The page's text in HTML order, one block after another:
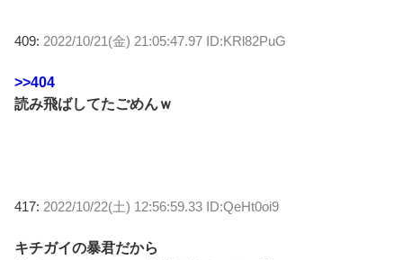
409: 2022/10/21(金) 21:05:47.97 ID:KRl82PuG
>>404
読み飛ばしてたごめんｗ
417: 2022/10/22(土) 12:56:59.33 ID:QeHt0oi9
キチガイの暴君だから